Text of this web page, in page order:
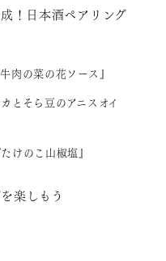
！日本酒ペアリング
肉の菜の花ソース』
とそら豆のアニスオイ
けのこ山椒塩』
楽しもう